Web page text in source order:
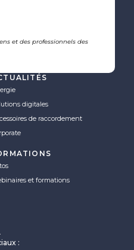
et des professionnels des
digitales
de raccordement
et formations
: